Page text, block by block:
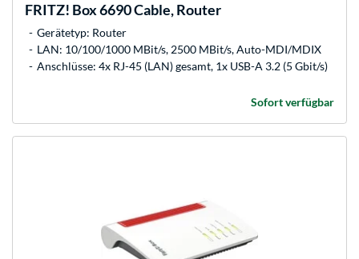
FRITZ! Box 6690 Cable, Router
Gerätetyp: Router
LAN: 10/100/1000 MBit/s, 2500 MBit/s, Auto-MDI/MDIX
Anschlüsse: 4x RJ-45 (LAN) gesamt, 1x USB-A 3.2 (5 Gbit/s)
Sofort verfügbar